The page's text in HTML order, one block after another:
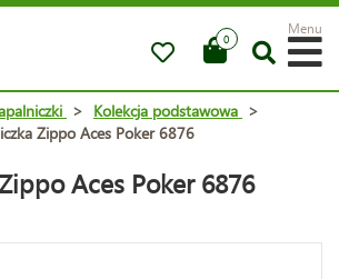
0
Menu
> Kolekcja podstawowa >
Zippo Aces Poker 6876
Aces Poker 6876